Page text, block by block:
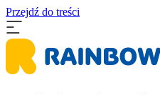
Przejdź do treści